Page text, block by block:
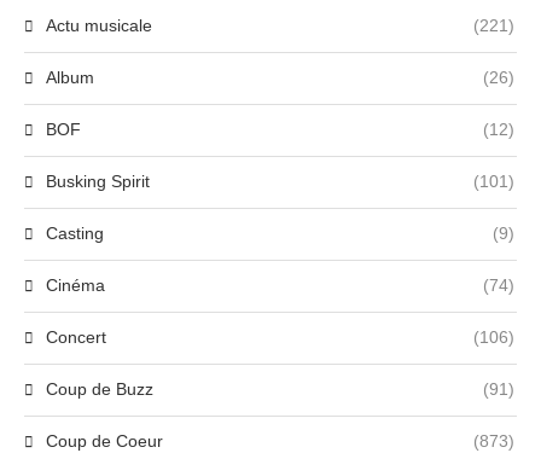
Actu musicale (221)
Album (26)
BOF (12)
Busking Spirit (101)
Casting (9)
Cinéma (74)
Concert (106)
Coup de Buzz (91)
Coup de Coeur (873)